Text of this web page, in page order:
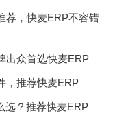
荐，快麦ERP不容错
出众首选快麦ERP
，推荐快麦ERP
选？推荐快麦ERP